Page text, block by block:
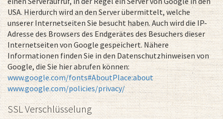
USA. Hierdurch wird an den Server übermittelt, welche
unserer Internetseiten Sie besucht haben. Auch wird die IP-
Adresse des Browsers des Endgerätes des Besuchers dieser
Internetseiten von Google gespeichert. Nähere
Informationen finden Sie in den Datenschutzhinweisen von
Google, die Sie hier abrufen können:
www.google.com/fonts#AboutPlace:about
www.google.com/policies/privacy/
SSL Verschlüsselung